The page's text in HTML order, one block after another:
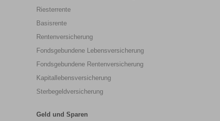
Riesterrente
Basisrente
Rentenversicherung
Fondsgebundene Lebensversicherung
Fondsgebundene Rentenversicherung
Kapitallebensversicherung
Sterbegeldversicherung
Geld und Sparen